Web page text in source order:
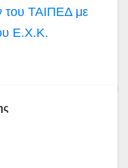
του ΤΑΙΠΕΔ με
Ε.Χ.Κ.